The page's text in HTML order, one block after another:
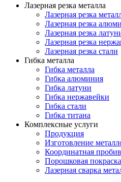
Лазерная резка металла
Лазерная резка
Лазерная резка
Лазерная резка
Лазерная резка
Лазерная резка стали
Гибка металла
Гибка металла
Гибка алюминия
Гибка латуни
Гибка нержавейки
Гибка стали
Гибка титана
Комплексные услуги
Продукция
Изготовление
Координатная
Порошковая
Лазерная сварка